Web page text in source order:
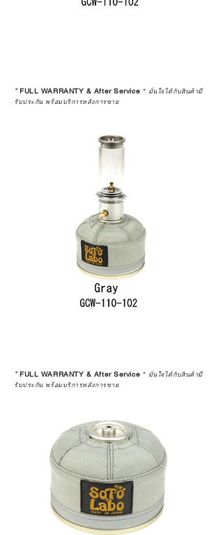
*FULL WARRANTY & After Service * มั่นใจได้กับสินค้ามี
รับประกัน พร้อมบริการหลังการขาย
*FULL WARRANTY & After Service * มั่นใจได้กับสินค้ามี
รับประกัน พร้อมบริการหลังการขาย